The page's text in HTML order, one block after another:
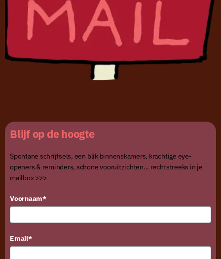
Blijf op de hoogte
Spontane schrijfsels, een blik binnenskamers, krachtige eye-
openers & reminders, schone vooruitzichten... rechtstreeks in je
mailbox >>>
Voornaam*
Email*